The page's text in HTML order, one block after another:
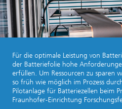
Für die optimale Leistung von
der Batteriefolie hohe
erfüllen. Um Ressourcen zu sparen
so früh wie möglich im Prozess
Pilotanlage für Batteriezellen beim
Fraunhofer-Einrichtung